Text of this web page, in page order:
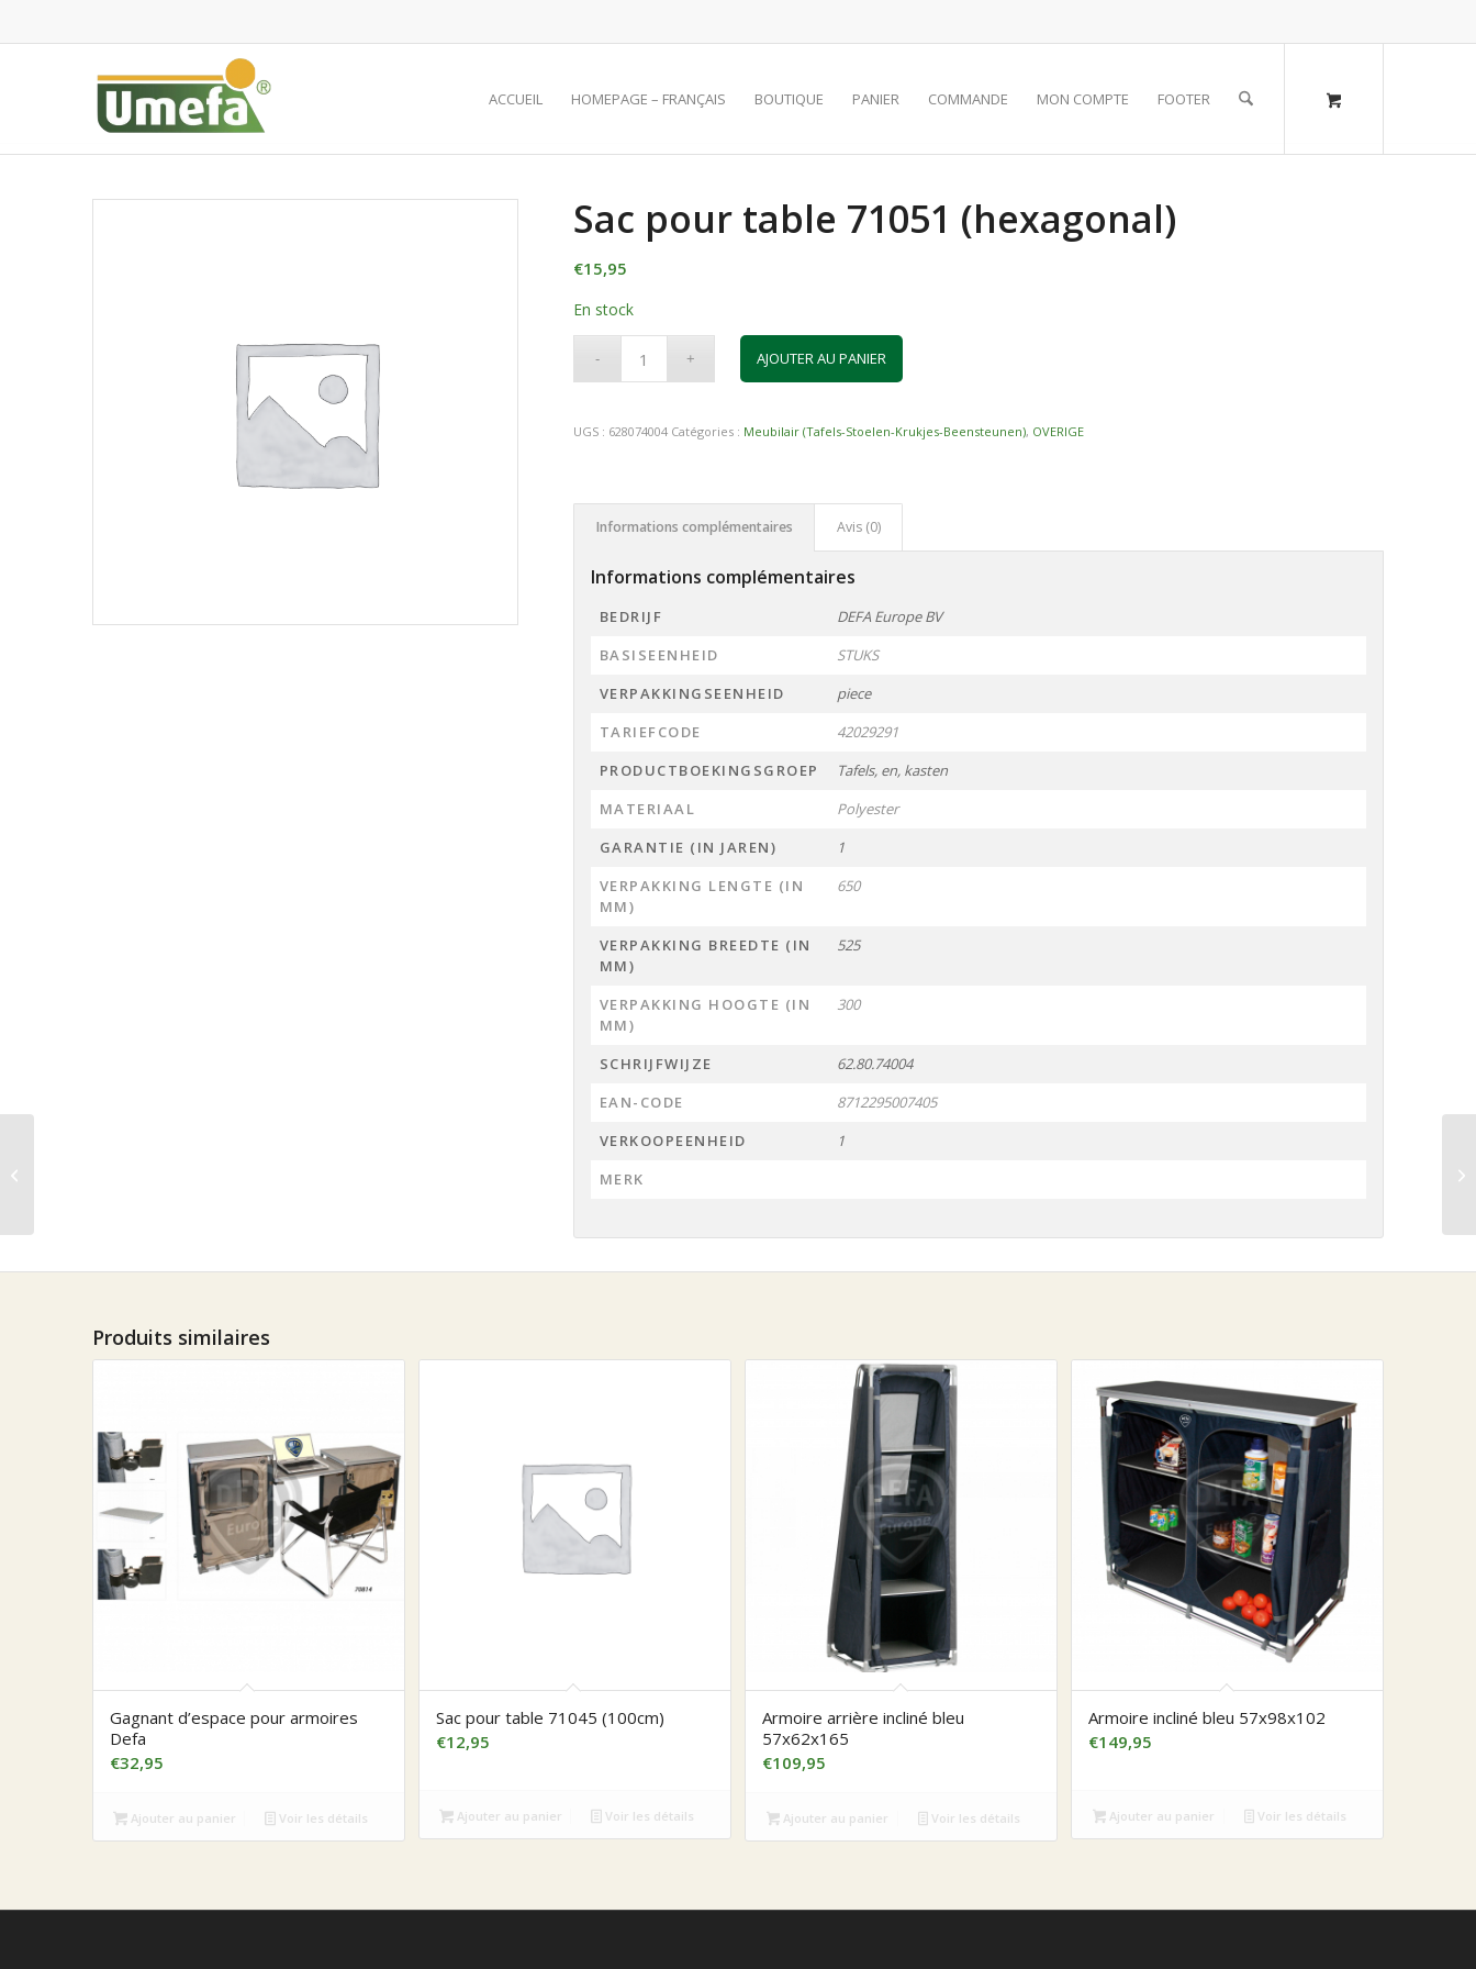
ACCUEIL HOMEPAGE – FRANÇAIS BOUTIQUE PANIER COMMANDE MON COMPTE FOOTER
Sac pour table 71051 (hexagonal)
€15,95
En stock
AJOUTER AU PANIER
UGS : 628074004 Catégories : Meubilair (Tafels-Stoelen-Krukjes-Beensteunen), OVERIGE
Informations complémentaires Avis (0)
Informations complémentaires
BEDRIJF
DEFA Europe BV
BASISEENHEID
STUKS
VERPAKKINGSEENHEID
piece
TARIEFCODE
42029291
PRODUCTBOEKINGSGROEP
Tafels, en, kasten
MATERIAAL
Polyester
GARANTIE (IN JAREN)
1
VERPAKKING LENGTE (IN
MM)
650
VERPAKKING BREEDTE (IN
MM)
525
VERPAKKING HOOGTE (IN
MM)
300
SCHRIJFWIJZE
62.80.74004
EAN-CODE
8712295007405
VERKOOPEENHEID
1
MERK
Produits similaires
Gagnant d’espace pour armoires
Defa
€32,95
Ajouter au panier Voir les détails
Sac pour table 71045 (100cm)
€12,95
Ajouter au panier Voir les détails
Armoire arrière incliné bleu
57x62x165
€109,95
Ajouter au panier Voir les détails
Armoire incliné bleu 57x98x102
€149,95
Ajouter au panier Voir les détails